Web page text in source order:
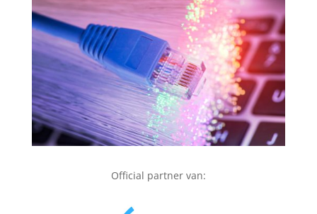
Official partner van: